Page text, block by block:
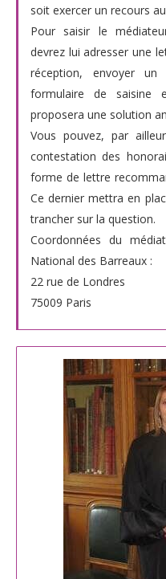
soit exercer un recours
Pour saisir le
devrez lui adresser une
réception, envoyer
formulaire de saisine
proposera une solution
Vous pouvez, par
contestation des
forme de lettre
Ce dernier mettra en
trancher sur la question.
Coordonnées du
National des Barreaux :
22 rue de Londres
75009 Paris